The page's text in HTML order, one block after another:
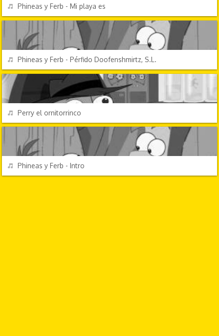
REPRODUCIR
Phineas y Ferb - Mi playa es
REPRODUCIR
Phineas y Ferb - Pérfido Doofenshmirtz, S.L.
REPRODUCIR
Perry el ornitorrinco
REPRODUCIR
Phineas y Ferb - Intro